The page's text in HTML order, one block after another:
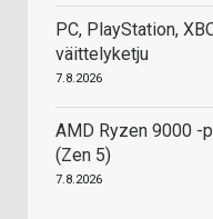
PC, PlayStation,
väittelyketju
7.8.2026
AMD Ryzen 9000 -
(Zen 5)
7.8.2026